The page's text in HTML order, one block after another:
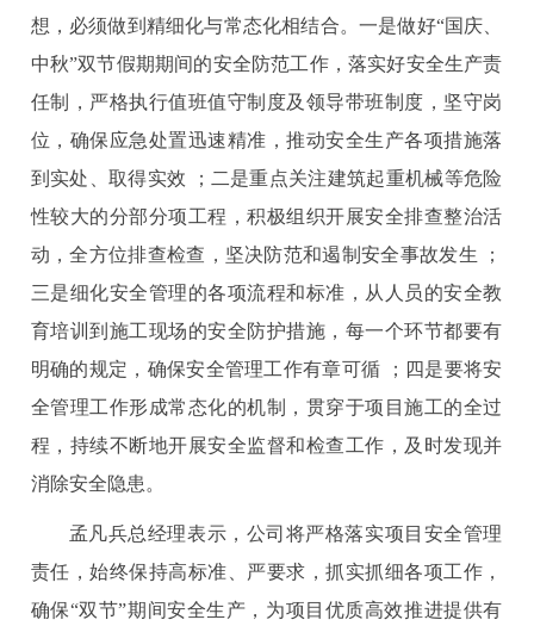
想，必须做到精细化与常态化相结合。一是做好“国庆、
中秋”双节假期期间的安全防范工作，落实好安全生产责
任制，严格执行值班值守制度及领导带班制度，坚守岗
位，确保应急处置迅速精准，推动安全生产各项措施落
到实处、取得实效 ；二是重点关注建筑起重机械等危险
性较大的分部分项工程，积极组织开展安全排查整治活
动，全方位排查检查，坚决防范和遏制安全事故发生 ；
三是细化安全管理的各项流程和标准，从人员的安全教
育培训到施工现场的安全防护措施，每一个环节都要有
明确的规定，确保安全管理工作有章可循 ；四是要将安
全管理工作形成常态化的机制，贯穿于项目施工的全过
程，持续不断地开展安全监督和检查工作，及时发现并
消除安全隐患。
孟凡兵总经理表示，公司将严格落实项目安全管理
责任，始终保持高标准、严要求，抓实抓细各项工作，
确保“双节”期间安全生产，为项目优质高效推进提供有